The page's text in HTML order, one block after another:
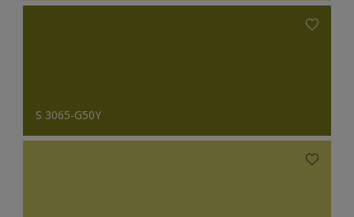
S 3065-G50Y